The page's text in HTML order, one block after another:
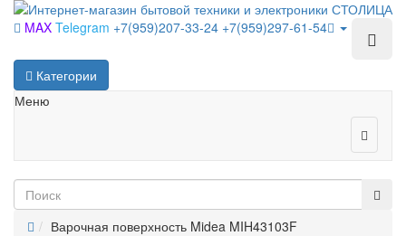
MAX Telegram +7(959)207-33-24 +7(959)297-61-54
Категории
Меню
Варочная поверхность Midea MIH43103F